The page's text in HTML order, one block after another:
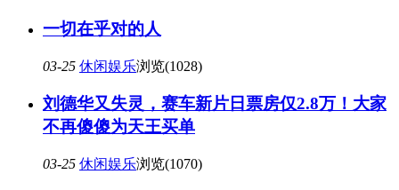
一切在乎对的人
03-25 休闲娱乐浏览(1028)
刘德华又失灵，赛车新片日票房仅2.8万！大家
不再傻傻为天王买单
03-25 休闲娱乐浏览(1070)